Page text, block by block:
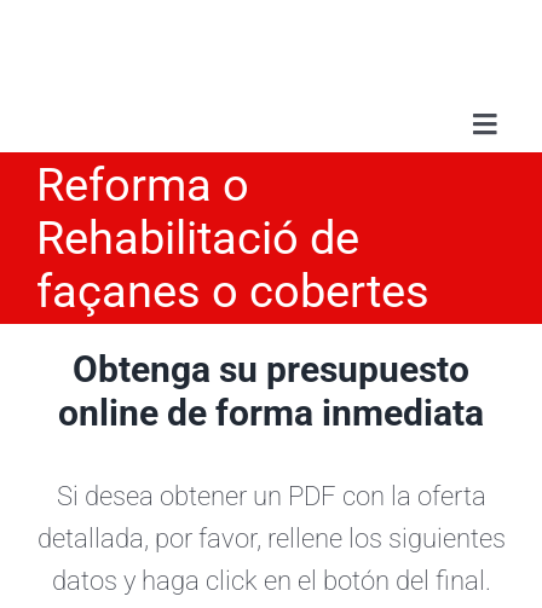
CA
Reforma o
Rehabilitació de
façanes o cobertes
Obtenga su presupuesto
online de forma inmediata
Si desea obtener un PDF con la oferta
detallada, por favor, rellene los siguientes
datos y haga click en el botón del final.